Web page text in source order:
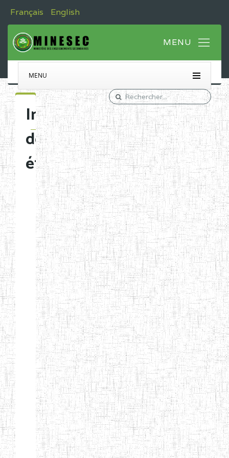
Français English
MENU
Immatriculation
des
établissements
Etablissements
d'enseignement
normal
ENI
Chercher:
Effacer les filtres
Denomination
Type